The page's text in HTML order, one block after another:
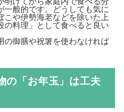
一般的です。どうしても気に
こや伊勢海老などを除いた上
の料理」として食べると良い
の御膳や祝箸を使わなければ
の「お年玉」は工夫